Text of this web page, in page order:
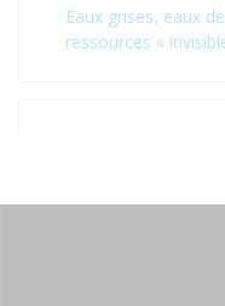
Eaux grises, eaux
ressources «